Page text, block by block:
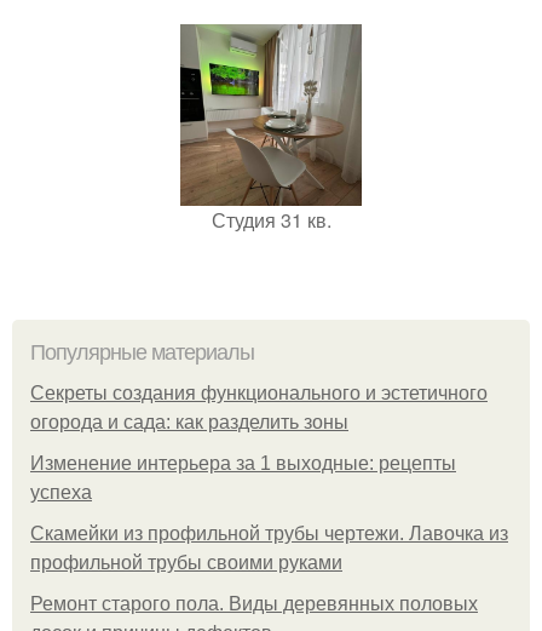
Студия 31 кв.
Популярные материалы
Секреты создания функционального и эстетичного
огорода и сада: как разделить зоны
Изменение интерьера за 1 выходные: рецепты
успеха
Скамейки из профильной трубы чертежи. Лавочка из
профильной трубы своими руками
Ремонт старого пола. Виды деревянных половых